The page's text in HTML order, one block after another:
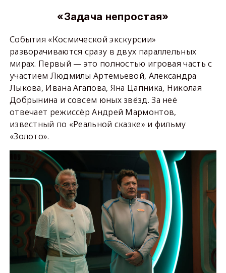
«Задача непростая»
События «Космической экскурсии»
разворачиваются сразу в двух параллельных
мирах. Первый — это полностью игровая часть с
участием Людмилы Артемьевой, Александра
Лыкова, Ивана Агапова, Яна Цапника, Николая
Добрынина и совсем юных звёзд. За неё
отвечает режиссёр Андрей Мармонтов,
известный по «Реальной сказке» и фильму
«Золото».